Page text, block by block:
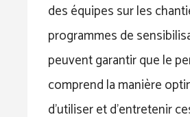
des équipes sur les
programmes de
peuvent garantir que le
comprend la manière
d’utiliser et d’entretenir